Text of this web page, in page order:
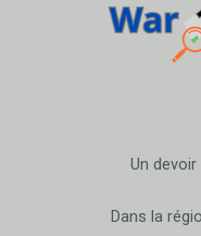
Un
Dans la